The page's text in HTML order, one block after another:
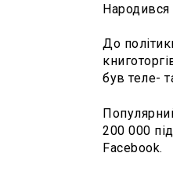
Народився
До
був теле-
200 000
Facebook.